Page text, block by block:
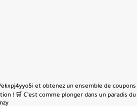
et obtenez un ensemble de
! 🛒 C’est comme plonger dans un paradis